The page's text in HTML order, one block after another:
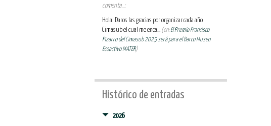
comenta...:
Hola! Daros las gracias por organizar cada año
Cimasub el cual me enca... (en:El Premio Francisco
Pizarro del Cimasub 2025 será para el Barco Museo
Ecoactivo MATER)
Histórico de entradas
2026